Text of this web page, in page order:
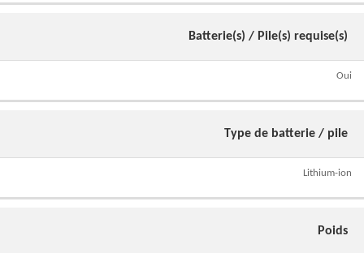
Batterie(s) / Pile(s) requise(s)
Oui
Type de batterie / pile
Lithium-ion
Poids